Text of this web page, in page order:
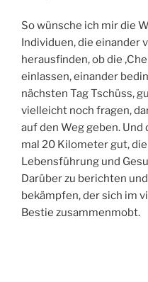
So wünsche ich mir die
Individuen, die einander
herausfinden, ob die
einlassen, einander
nächsten Tag Tschüss,
vielleicht noch fragen,
auf den Weg geben.
mal 20 Kilometer gut,
Lebensführung und
Darüber zu berichten
bekämpfen, der sich im
Bestie zusammenmobt.